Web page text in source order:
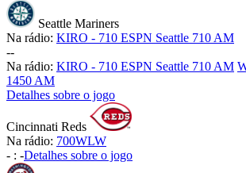
Seattle Mariners
Na rádio: KIRO - 710 ESPN Seattle 710 AM
--
Na rádio: KIRO - 710 ESPN Seattle 710 AM
1450 AM
Detalhes sobre o jogo
Cincinnati Reds
Na rádio: 700WLW
- : -Detalhes sobre o jogo